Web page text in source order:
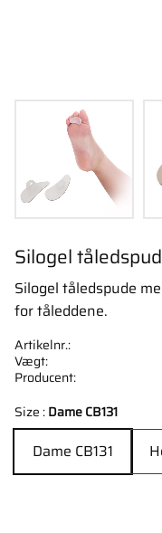
Silogel
Silogel tåledspude
for tåleddene.
Size :Dame CB131
Dame CB131
Artikelnr.
Vægt
Producent